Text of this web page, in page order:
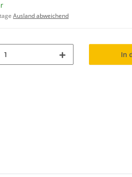
Ausland abweichend
In